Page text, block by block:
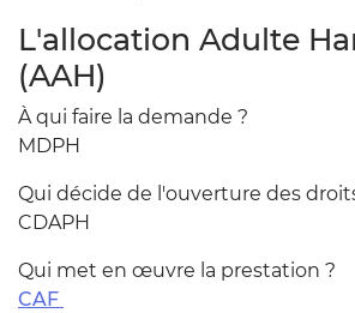
L'allocation Adulte
(AAH)
À qui faire la demande ?
MDPH
Qui décide de l'ouverture des
CDAPH
Qui met en œuvre la prestation ?
CAF